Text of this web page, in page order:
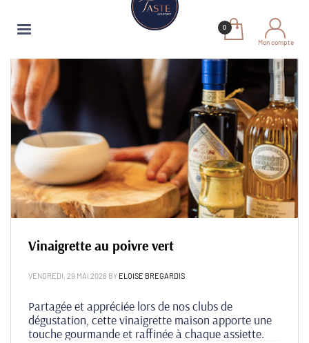
Mon compte
Vinaigrette au poivre vert
VENDREDI, 29 MAI 2026 BY ELOISE BREGARDIS
Partagée et appréciée lors de nos clubs de
dégustation, cette vinaigrette maison apporte une
touche gourmande et raffinée à chaque assiette.